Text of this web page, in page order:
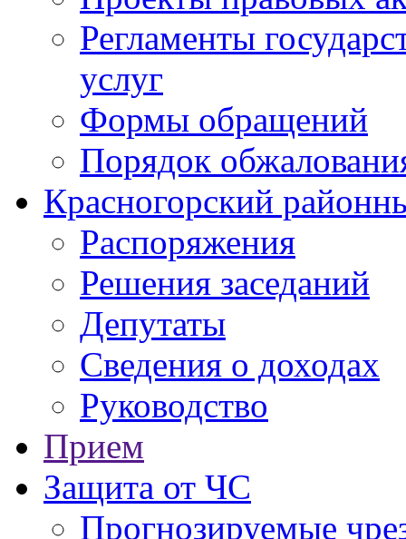
Регламенты
услуг
Формы обращений
Порядок
Красногорский
Распоряжения
Решения заседаний
Депутаты
Сведения о доходах
Руководство
Прием
Защита от ЧС
Прогнозируемые